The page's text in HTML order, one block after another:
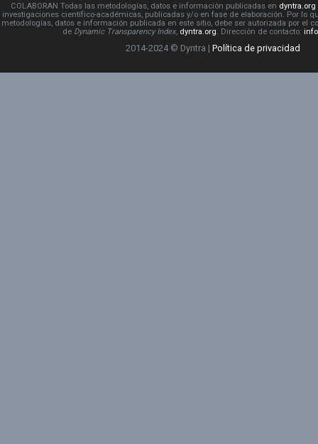
COLABORAN Todas las metodologías, datos e información publicadas en dyntra.org
investigaciones científico-académicas, publicadas y/o en fase de elaboración. Por lo
metodologías, datos e información publicada en este sitio, debe ser autorizada por el
de Dynamic Transparency Index, dyntra.org . Dirección de contacto:
2014-2024 © Dyntra | Política de privacidad